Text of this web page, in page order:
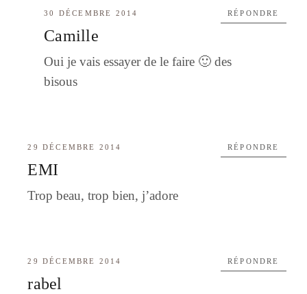
30 DÉCEMBRE 2014
Camille
Oui je vais essayer de le faire 🙂 des
bisous
RÉPONDRE
29 DÉCEMBRE 2014
EMI
Trop beau, trop bien, j’adore
RÉPONDRE
29 DÉCEMBRE 2014
rabel
RÉPONDRE